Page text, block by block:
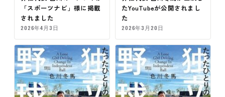
「スポーツナビ」様に掲載
されました
2026年4月3日
たYouTubeが公開されまし
た
2026年3月20日